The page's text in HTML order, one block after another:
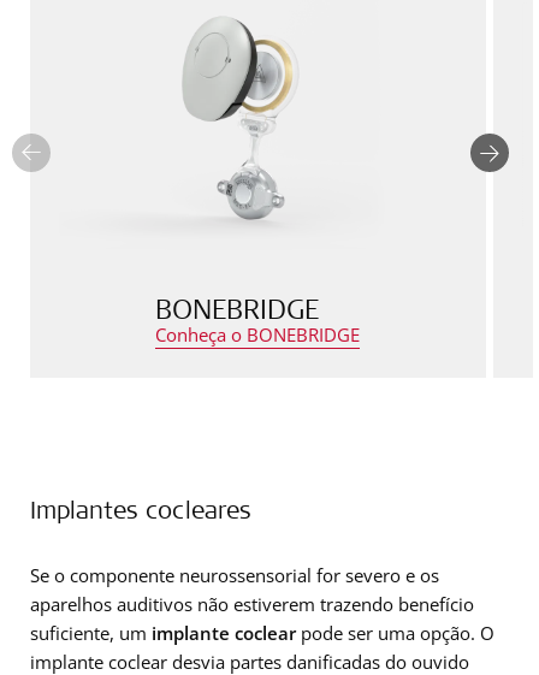
BONEBRIDGE
Conheça o BONEBRIDGE
Implantes cocleares
Se o componente neurossensorial for severo e os
aparelhos auditivos não estiverem trazendo benefício
suficiente, um implante coclearpode ser uma opção. O
implante coclear desvia partes danificadas do ouvido